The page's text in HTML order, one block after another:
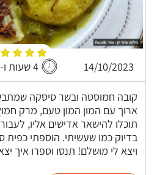
14/10/2023 4 שעות ו-30 דקות
קובה חמוסטה ובשר סיסקה
ארוך עם המון המון טעם, מרק
תוכלו להישאר אדישים אליו,
בדיוק כמו שעשיתי. הוספתי כפית
ויצא לי מושלם! תנסו וספרו איך